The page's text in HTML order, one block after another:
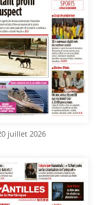
juillet 2026